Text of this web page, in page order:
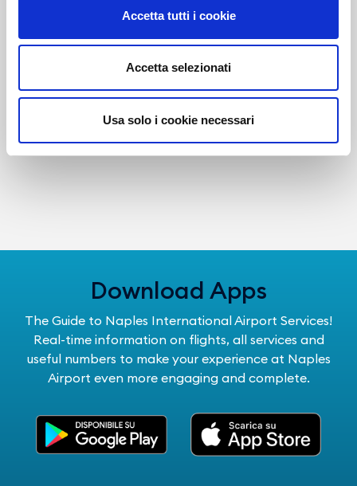
Accetta tutti i cookie
Accetta selezionati
Usa solo i cookie necessari
Bar e Ristoranti
Download Apps
The Guide to Naples International Airport Services!
Real-time information on flights, all services and
useful numbers to make your experience at Naples
Airport even more engaging and complete.